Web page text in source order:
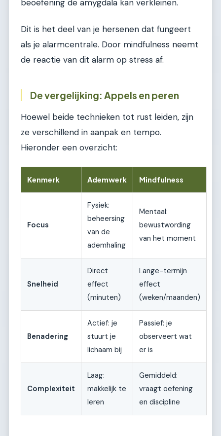
beoefening de amygdala kan verkleinen.
Dit is het deel van je hersenen dat fungeert
als je alarmcentrale. Door mindfulness neemt
de reactie van dit alarm op stress af.
De vergelijking: Appels en peren
Hoewel beide technieken tot rust leiden, zijn
ze verschillend in aanpak en tempo.
Hieronder een overzicht:
Kenmerk Ademwerk Mindfulness
Focus
Fysiek:
beheersing
van de
ademhaling
Mentaal:
bewustwording
van het moment
Snelheid
Direct
effect
(minuten)
Lange-termijn
effect
(weken/maanden)
Benadering
Actief: je
stuurt je
lichaam bij
Passief: je
observeert wat
er is
Complexiteit
Laag:
makkelijk te
leren
Gemiddeld:
vraagt oefening
en discipline